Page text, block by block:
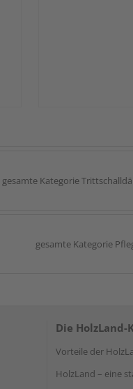
gesamte Kategorie
gesamte Kategorie
Die
Vorteile der
HolzLand – eine